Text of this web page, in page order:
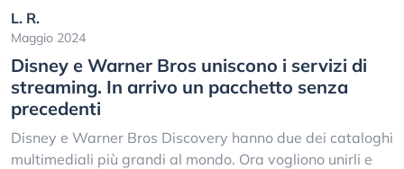
L. R.
Maggio 2024
Disney e Warner Bros uniscono i servizi di
streaming. In arrivo un pacchetto senza
precedenti
Disney e Warner Bros Discovery hanno due dei cataloghi
multimediali più grandi al mondo. Ora vogliono unirli e